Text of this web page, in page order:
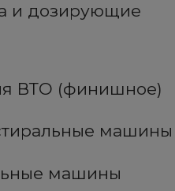
и дозирующие
ВТО (финишное)
машины
машины